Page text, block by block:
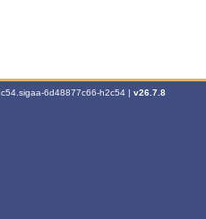
6d48877c66-h2c54 | v26.7.8